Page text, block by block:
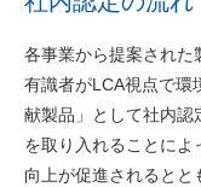
各事業から提案された
有識者がLCA視点で環
献製品」として社内認
を取り入れることに
向上が促進されるとと